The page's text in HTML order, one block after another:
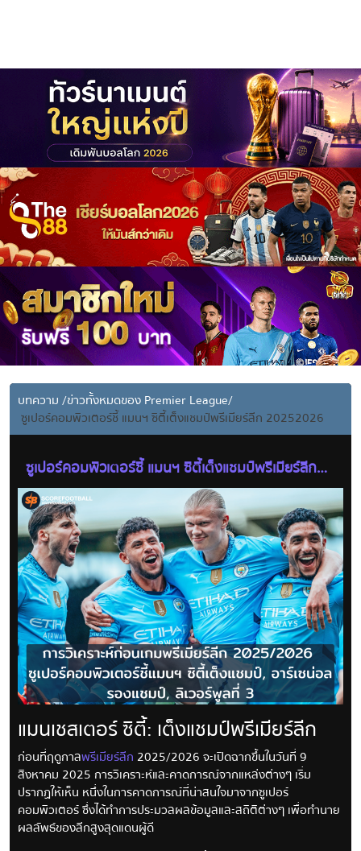
บทความ /ข่าวทั้งหมดของ Premier League/
ซูเปอร์คอมพิวเตอร์ชี้ แมนฯ ซิตี้เต็งแชมป์พรีเมียร์ลีก 20252026
ซูเปอร์คอมพิวเตอร์ชี้ แมนฯ ซิตี้เต็งแชมป์พรีเมียร์ลีก
20252026
แมนเชสเตอร์ ซิตี้: เต็งแชมป์พรีเมียร์ลีก
ก่อนที่ฤดูกาลพรีเมียร์ลีก 2025/2026 จะเปิดฉากขึ้นในวันที่ 9
สิงหาคม 2025 การวิเคราะห์และคาดการณ์จากแหล่งต่างๆ เริ่ม
ปรากฏให้เห็น หนึ่งในการคาดการณ์ที่น่าสนใจมาจากซูเปอร์
คอมพิวเตอร์ ซึ่งได้ทำการประมวลผลข้อมูลและสถิติต่างๆ เพื่อทำนาย
ผลลัพธ์ของลีกสูงสุดแดนผู้ดี